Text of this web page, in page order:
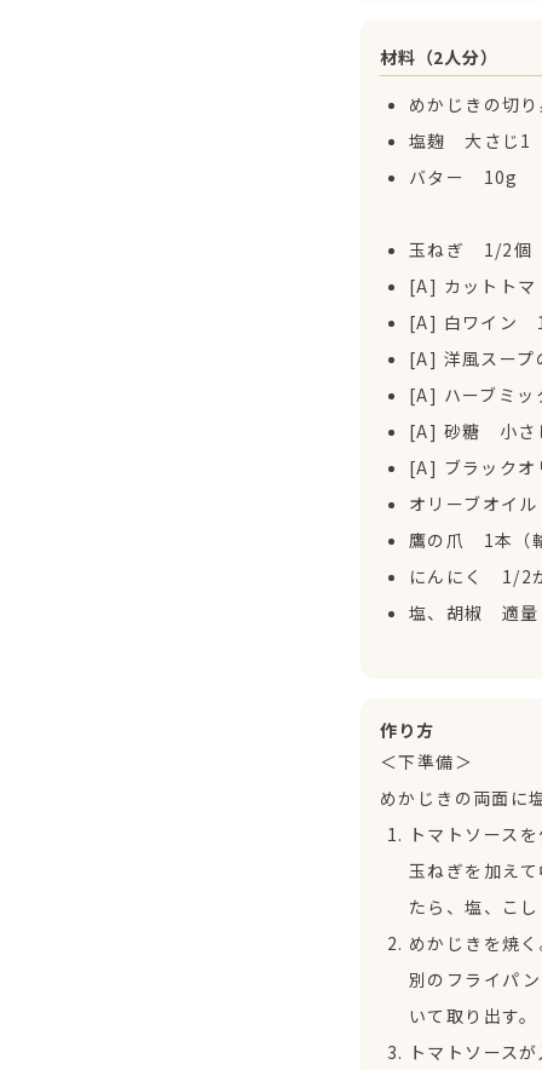
材料（2人分）
めかじきの切
塩麹 大さじ1
バター 10g
玉ねぎ 1/2個
[A] カットト
[A] 白ワイン
[A] 洋風スー
[A] ハーブミ
[A] 砂糖 小さ
[A] ブラック
オリーブオイ
鷹の爪 1本（
にんにく 1/2
塩、胡椒 適量
作り方
＜下準備＞
めかじきの両面に
トマトソース
玉ねぎを加え
たら、塩、こ
めかじきを焼
別のフライパ
いて取り出す。
トマトソース